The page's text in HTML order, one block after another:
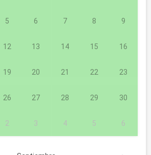
5 6 7 8 9
12 13 14 15 16
19 20 21 22 23
26 27 28 29 30
2 3 4 5 6